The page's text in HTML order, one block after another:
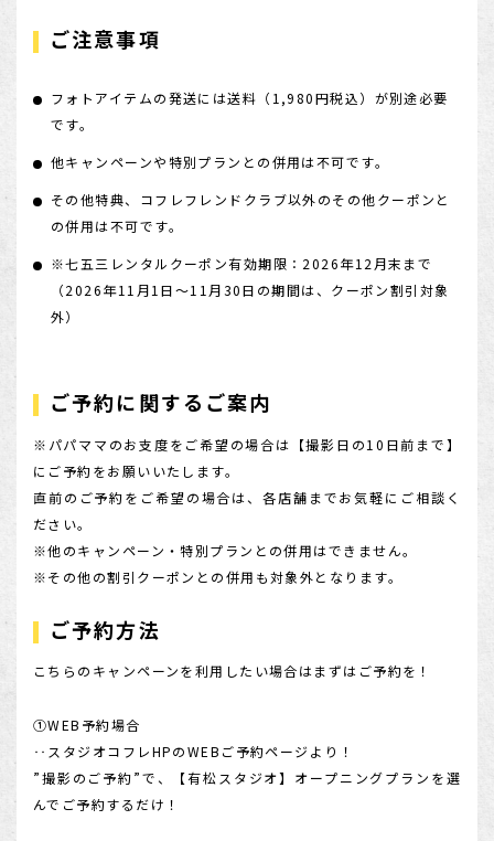
ご注意事項
フォトアイテムの発送には送料（1,980円税込）が別途必要
です。
他キャンペーンや特別プランとの併用は不可です。
その他特典、コフレフレンドクラブ以外のその他クーポンと
の併用は不可です。
※七五三レンタルクーポン有効期限：2026年12月末まで
（2026年11月1日～11月30日の期間は、クーポン割引対象
外）
ご予約に関するご案内
※パパママのお支度をご希望の場合は【撮影日の10日前まで】
にご予約をお願いいたします。
直前のご予約をご希望の場合は、各店舗までお気軽にご相談く
ださい。
※他のキャンペーン・特別プランとの併用はできません。
※その他の割引クーポンとの併用も対象外となります。
ご予約方法
こちらのキャンペーンを利用したい場合はまずはご予約を！
①WEB予約場合
‥スタジオコフレHPのWEBご予約ページより！
”撮影のご予約”で、【有松スタジオ】オープニングプランを選
んでご予約するだけ！